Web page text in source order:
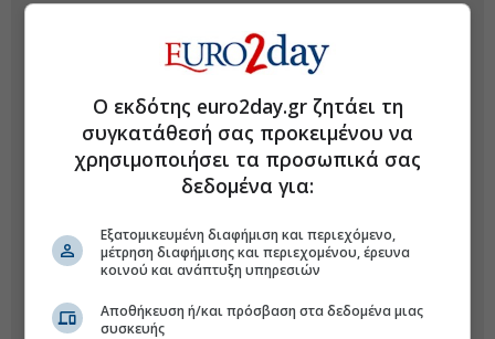
Ο εκδότης euro2day.gr ζητάει τη
συγκατάθεσή σας προκειμένου να
χρησιμοποιήσει τα προσωπικά σας
δεδομένα για:
Εξατομικευμένη διαφήμιση και περιεχόμενο,
μέτρηση διαφήμισης και περιεχομένου, έρευνα
κοινού και ανάπτυξη υπηρεσιών
Αποθήκευση ή/και πρόσβαση στα δεδομένα μιας
συσκευής